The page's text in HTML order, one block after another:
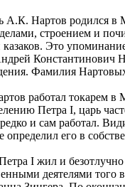
А.К. Нартов родился
строением и
казаков. Это
Константинович
Фамилия
работал токарем
Петра I, царь
и сам работал.
определил его в
I жил и безотлучно
деятелями